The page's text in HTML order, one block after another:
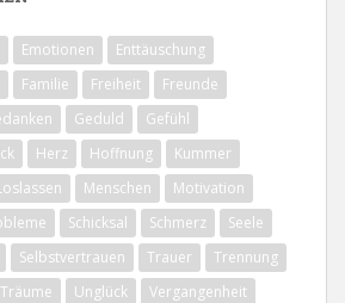
Emotionen
Enttäuschung
Familie Freiheit
Freunde
Geduld
Gefühl
Herz Hoffnung
Kummer
Menschen
Motivation
Schicksal Schmerz
Seele
Selbstvertrauen Trauer
Trennung
Träume Unglück
Vergangenheit